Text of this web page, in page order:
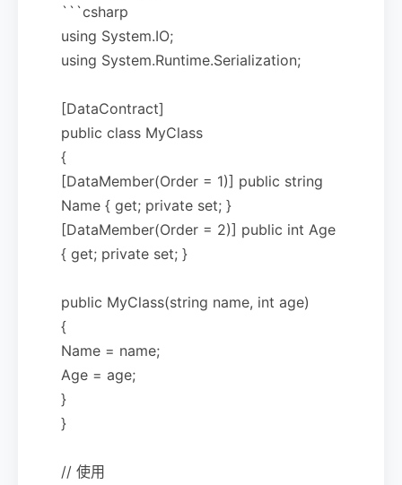
```csharp
using System.IO;
using System.Runtime.Serialization;
[DataContract]
public class MyClass
{
[DataMember(Order = 1)] public string
Name { get; private set; }
[DataMember(Order = 2)] public int Age
{ get; private set; }
public MyClass(string name, int age)
{
Name = name;
Age = age;
}
}
// 使用